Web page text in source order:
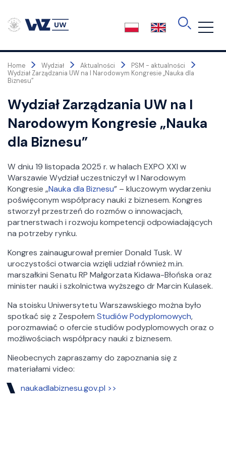
content
Home > Wydział > Aktualności > PSM - aktualności >
Wydział Zarządzania UW na I Narodowym Kongresie „Nauka dla
Biznesu”
Wydział Zarządzania UW na I
Narodowym Kongresie „Nauka
dla Biznesu”
W dniu 19 listopada 2025 r. w halach EXPO XXI w
Warszawie Wydział uczestniczył w I Narodowym
Kongresie „Nauka dla Biznesu” – kluczowym wydarzeniu
poświęconym współpracy nauki z biznesem. Kongres
stworzył przestrzeń do rozmów o innowacjach,
partnerstwach i rozwoju kompetencji odpowiadających
na potrzeby rynku.
Kongres zainaugurował premier Donald Tusk. W
uroczystości otwarcia wzięli udział również m.in.
marszałkini Senatu RP Małgorzata Kidawa-Błońska oraz
minister nauki i szkolnictwa wyższego dr Marcin Kulasek.
Na stoisku Uniwersytetu Warszawskiego można było
spotkać się z Zespołem Studiów Podyplomowych,
porozmawiać o ofercie studiów podyplomowych oraz o
możliwościach współpracy nauki z biznesem.
Nieobecnych zapraszamy do zapoznania się z
materiałami video:
naukadlabiznesu.gov.pl >>